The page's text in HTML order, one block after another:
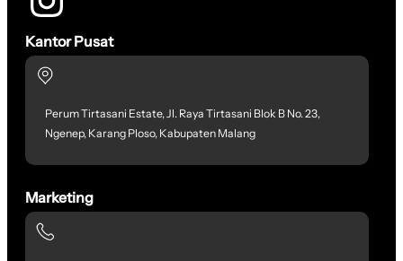
Kantor Pusat
Perum Tirtasani Estate, Jl. Raya Tirtasani Blok B No. 23,
Ngenep, Karang Ploso, Kabupaten Malang
Marketing